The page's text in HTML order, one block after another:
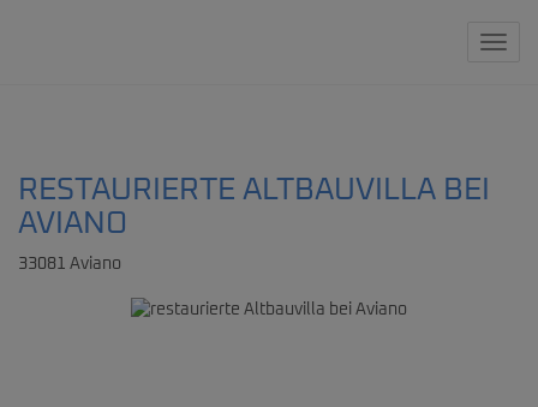
RESTAURIERTE ALTBAUVILLA BEI
AVIANO
33081 Aviano